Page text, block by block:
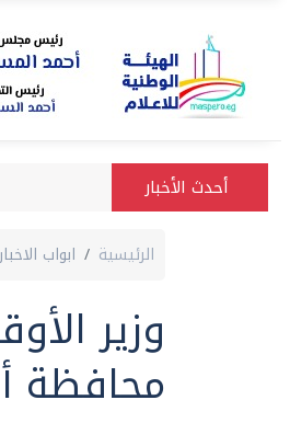
أحدث الأخبار
الرئيسية ابواب الاخبار
وزير
محافظة